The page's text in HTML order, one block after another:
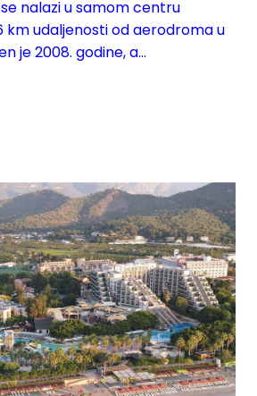
nalazi u samom centru
km udaljenosti od aerodroma u
je 2008. godine, a...